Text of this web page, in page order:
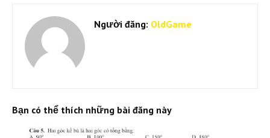
Người đăng: OldGame
Bạn có thể thích những bài đăng này